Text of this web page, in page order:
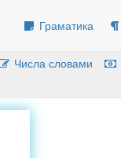
Граматика
Числа словами